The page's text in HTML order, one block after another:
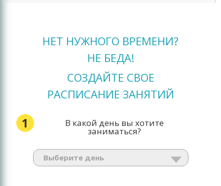
НЕТ НУЖНОГО ВРЕМЕНИ?
НЕ БЕДА!
СОЗДАЙТЕ СВОЕ
РАСПИСАНИЕ ЗАНЯТИЙ
1 В какой день вы хотите
заниматься?